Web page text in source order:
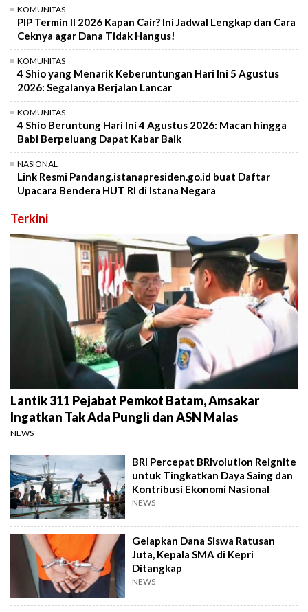
KOMUNITAS
PIP Termin II 2026 Kapan Cair? Ini Jadwal Lengkap dan Cara
Ceknya agar Dana Tidak Hangus!
KOMUNITAS
4 Shio yang Menarik Keberuntungan Hari Ini 5 Agustus
2026: Segalanya Berjalan Lancar
KOMUNITAS
4 Shio Beruntung Hari Ini 4 Agustus 2026: Macan hingga
Babi Berpeluang Dapat Kabar Baik
NASIONAL
Link Resmi Pandang.istanapresiden.go.id buat Daftar
Upacara Bendera HUT RI di Istana Negara
Terkini
Lantik 311 Pejabat Pemkot Batam, Amsakar
Ingatkan Tak Ada Pungli dan ASN Malas
NEWS
BRI Percepat BRIvolution Reignite
untuk Tingkatkan Daya Saing dan
Kontribusi Ekonomi Nasional
NEWS
Gelapkan Dana Siswa Ratusan
Juta, Kepala SMA di Kepri
Ditangkap
NEWS